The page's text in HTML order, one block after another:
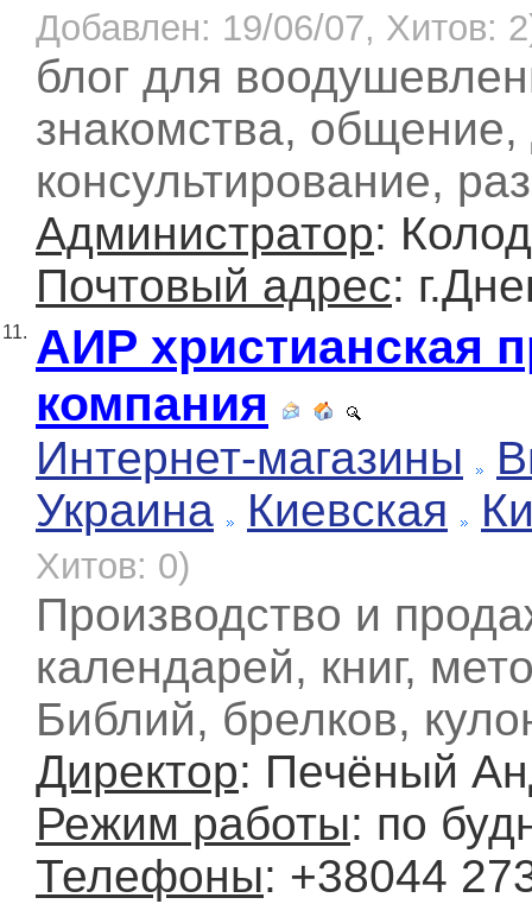
Добавлен: 19/06/07, Хитов:
блог для
знакомства,
консультирование,
Администратор:
Почтовый адрес:
11. АИР христианская
компания
Интернет-магазины
Украина
Киевская
Хитов: 0)
Производство и
календарей, книг,
Библий, брелков,
Директор: Печёный
Режим работы: по
Телефоны: +38044